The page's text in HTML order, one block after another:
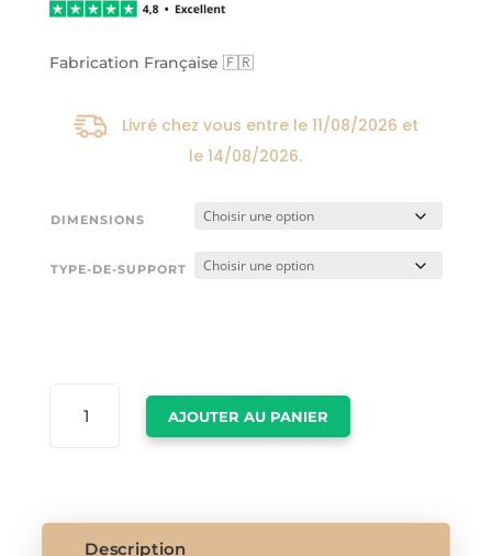
Fabrication Française 🇫🇷
Livré chez vous entre le 11/08/2026 et
le14/08/2026.
DIMENSIONS
TYPE-DE-SUPPORT
AJOUTER AU PANIER
Description